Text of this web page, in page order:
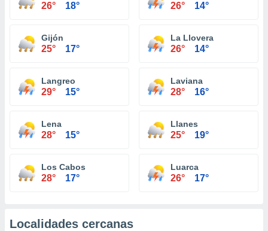
26° 18° 26° 14°
Gijón
25° 17°
La Llovera
26° 14°
Langreo
29° 15°
Laviana
28° 16°
Lena
28° 15°
Llanes
25° 19°
Los Cabos
28° 17°
Luarca
26° 17°
Localidades cercanas